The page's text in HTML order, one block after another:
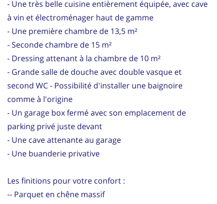
- Une très belle cuisine entièrement équipée, avec cave
à vin et électroménager haut de gamme
- Une première chambre de 13,5 m²
- Seconde chambre de 15 m²
- Dressing attenant à la chambre de 10 m²
- Grande salle de douche avec double vasque et
second WC - Possibilité d'installer une baignoire
comme à l'origine
- Un garage box fermé avec son emplacement de
parking privé juste devant
- Une cave attenante au garage
- Une buanderie privative
Les finitions pour votre confort :
-- Parquet en chêne massif